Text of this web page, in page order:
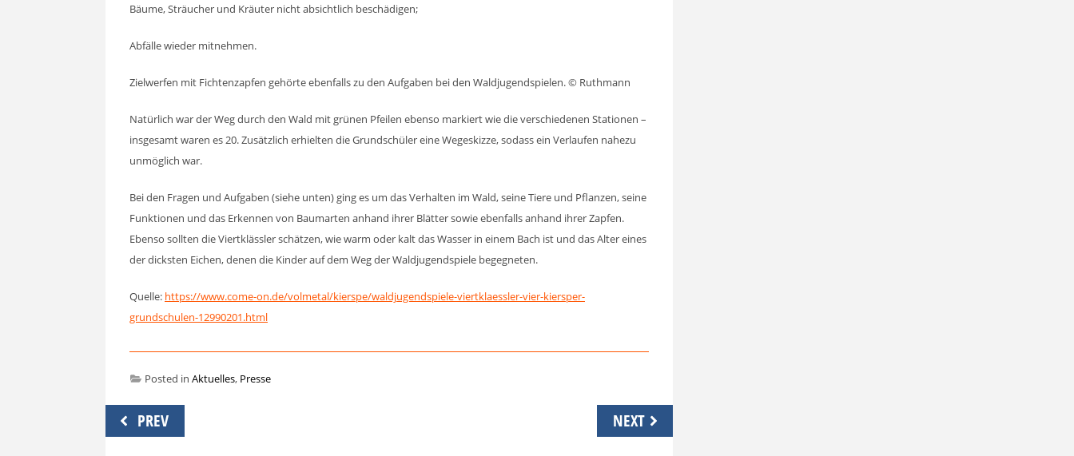
Bäume, Sträucher und Kräuter nicht absichtlich beschädigen;
Abfälle wieder mitnehmen.
Zielwerfen mit Fichtenzapfen gehörte ebenfalls zu den Aufgaben bei den Waldjugendspielen. © Ruthmann
Natürlich war der Weg durch den Wald mit grünen Pfeilen ebenso markiert wie die verschiedenen Stationen –
insgesamt waren es 20. Zusätzlich erhielten die Grundschüler eine Wegeskizze, sodass ein Verlaufen nahezu
unmöglich war.
Bei den Fragen und Aufgaben (siehe unten) ging es um das Verhalten im Wald, seine Tiere und Pflanzen, seine
Funktionen und das Erkennen von Baumarten anhand ihrer Blätter sowie ebenfalls anhand ihrer Zapfen.
Ebenso sollten die Viertklässler schätzen, wie warm oder kalt das Wasser in einem Bach ist und das Alter eines
der dicksten Eichen, denen die Kinder auf dem Weg der Waldjugendspiele begegneten.
Quelle: https://www.come-on.de/volmetal/kierspe/waldjugendspiele-viertklaessler-vier-kiersper-
grundschulen-12990201.html
Posted in Aktuelles, Presse
Beitragsnavigation
PREV NEXT